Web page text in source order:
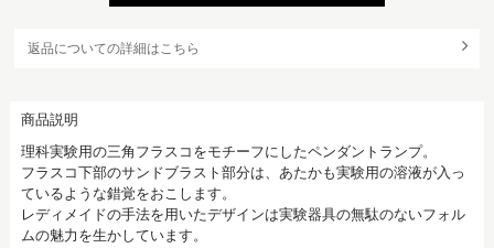
返品についての詳細はこちら
商品説明
理科実験用の三角フラスコをモチーフにしたペンダントランプ。
フラスコ下部のサンドブラスト部分は、あたかも実験用の溶液が入っ
ているような錯覚をおこします。
レディメイドの手法を用いたデザインは実験器具の無駄のないフォル
ムの魅力を生かしています。